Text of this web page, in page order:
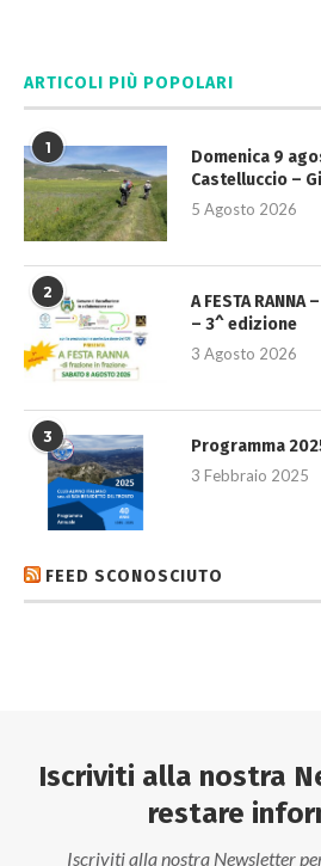
ARTICOLI PIÙ POPOLARI
1
Domenica 9
Castelluccio –
5 Agosto 2026
2
A FESTA
– 3^ edizione
3 Agosto 2026
3
Programma
3 Febbraio 2025
FEED SCONOSCIUTO
Iscriviti alla nostra
restare
Iscriviti alla nostra Newsletter